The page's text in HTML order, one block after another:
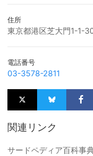
住所
東京都港区芝大門1-1-
電話番号
03-3578-2811
関連リンク
サードペディア百科事